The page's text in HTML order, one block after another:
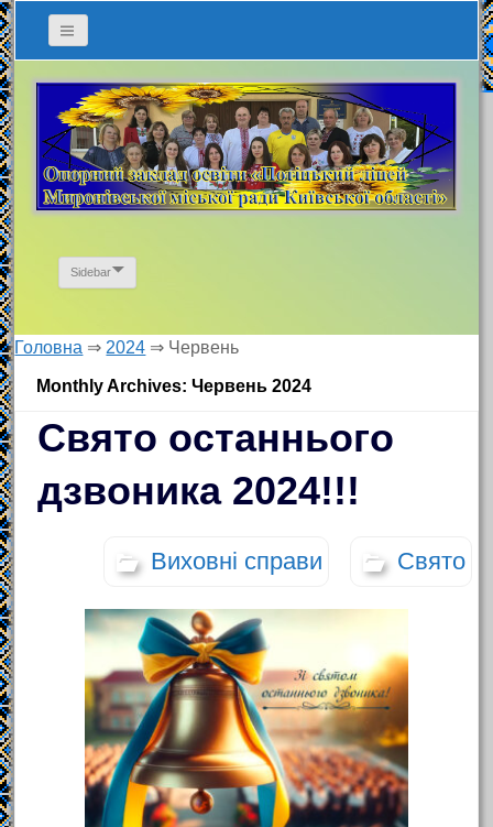
Sidebar
Головна ⇒ 2024 ⇒ Червень
Monthly Archives: Червень 2024
Свято останнього
дзвоника 2024!!!
Виховні справи Свято